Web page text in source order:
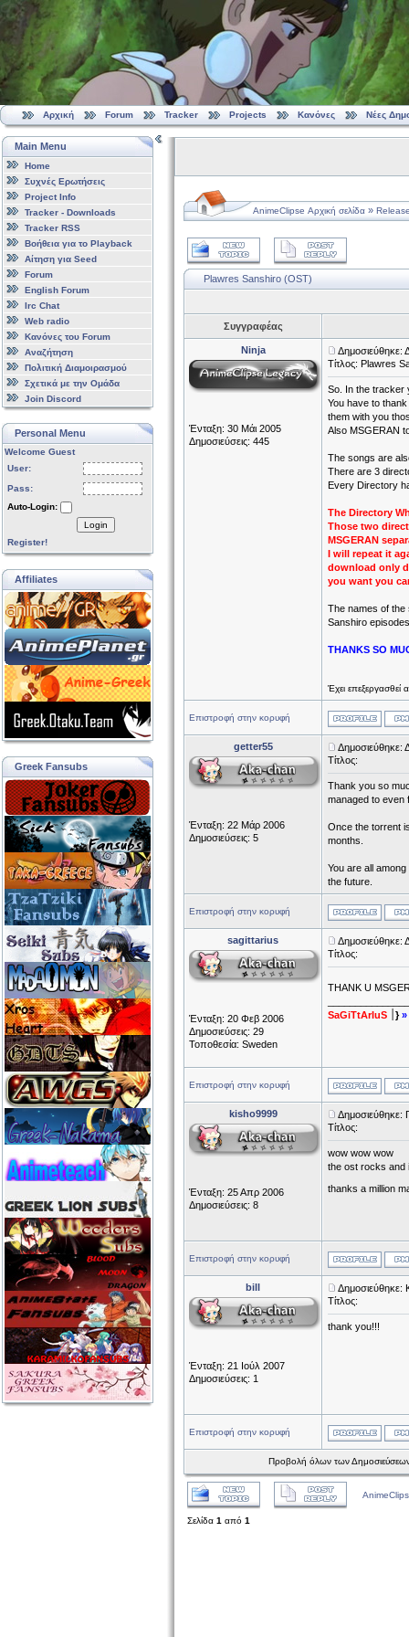
Αρχική Forum Tracker Projects Κανόνες Νέες
Main Menu
Home
Συχνές Ερωτήσεις
Project Info
Tracker - Downloads
Tracker RSS
Βοήθεια για το Playback
Αίτηση για Seed
Forum
English Forum
Irc Chat
Web radio
Κανόνες του Forum
Αναζήτηση
Πολιτική Διαμοιρασμού
Σχετικά με την Ομάδα
Join Discord
Personal Menu
Welcome Guest
User:
Pass:
Auto-Login:
Login
Register!
Affiliates
Greek Fansubs
AnimeClipse Αρχική σελίδα »
Plawres Sanshiro (OST)
Συγγραφέας
Ninja
Ένταξη: 30 Μάι 2005
Δημοσιεύσεις: 445
Δημοσιεύθηκε:
Τίτλος: Plawres
So. In the tracker
You have to
them with you
Also MSGERAN
The songs are
There are 3
Every Directory
The Directory
Those two
MSGERAN
I will repeat it
download only
you want you
The names of
Sanshiro
THANKS SO
Έχει
Επιστροφή στην κορυφή
getter55
Ένταξη: 22 Μάρ 2006
Δημοσιεύσεις: 5
Δημοσιεύθηκε:
Τίτλος:
Thank you so
managed to even
Once the torrent
months.
You are all
the future.
Επιστροφή στην κορυφή
sagittarius
Ένταξη: 20 Φεβ 2006
Δημοσιεύσεις: 29
Τοποθεσία: Sweden
Δημοσιεύθηκε:
Τίτλος:
THANK U
SaGiTtArIuS
׀}»
Επιστροφή στην κορυφή
kisho9999
Ένταξη: 25 Απρ 2006
Δημοσιεύσεις: 8
Τίτλος:
wow wow wow
the ost rocks and
thanks a million
Επιστροφή στην κορυφή
bill
Ένταξη: 21 Ιούλ 2007
Δημοσιεύσεις: 1
Τίτλος:
thank you!!!
Επιστροφή στην κορυφή
Προβολή όλων των
Σελίδα 1 από 1